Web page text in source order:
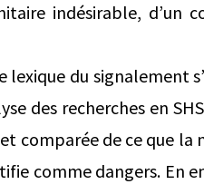
indésirable, d’un
lexique du signalement
des recherches en
comparée de ce que
comme dangers. En